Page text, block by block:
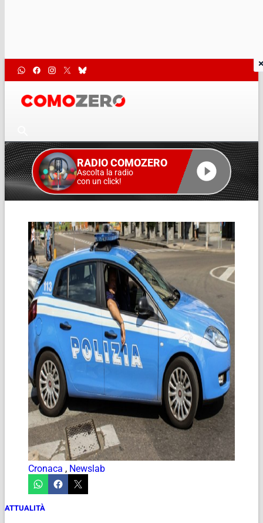
RADIO COMOZERO
Ascolta la radio
con un click!
Cronaca , Newslab
ATTUALITÀ